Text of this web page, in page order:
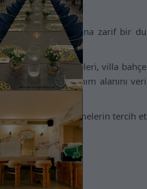
dış mekâna zarif bir
bir kullanım sunar.
meydan projeleri, villa
projelerde kullanım alanını
mimarların ve işletmelerin tercih